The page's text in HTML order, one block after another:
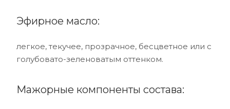
Эфирное масло:
легкое, текучее, прозрачное, бесцветное или с
голубовато-зеленоватым оттенком.
Мажорные компоненты состава: